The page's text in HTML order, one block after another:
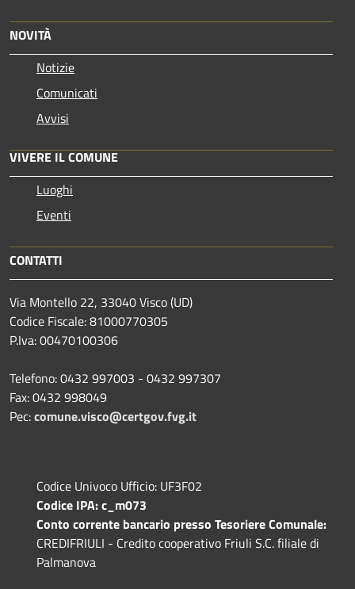
NOVITÀ
Notizie
Comunicati
Avvisi
VIVERE IL COMUNE
Luoghi
Eventi
CONTATTI
Via Montello 22, 33040 Visco (UD)
Codice Fiscale: 81000770305
P.Iva: 00470100306
Telefono: 0432 997003 - 0432 997307
Fax: 0432 998049
Pec:comune.visco@certgov.fvg.it
Codice Univoco Ufficio: UF3F02
Codice IPA: c_m073
Conto corrente bancario presso Tesoriere Comunale:
CREDIFRIULI - Credito cooperativo Friuli S.C. filiale di
Palmanova